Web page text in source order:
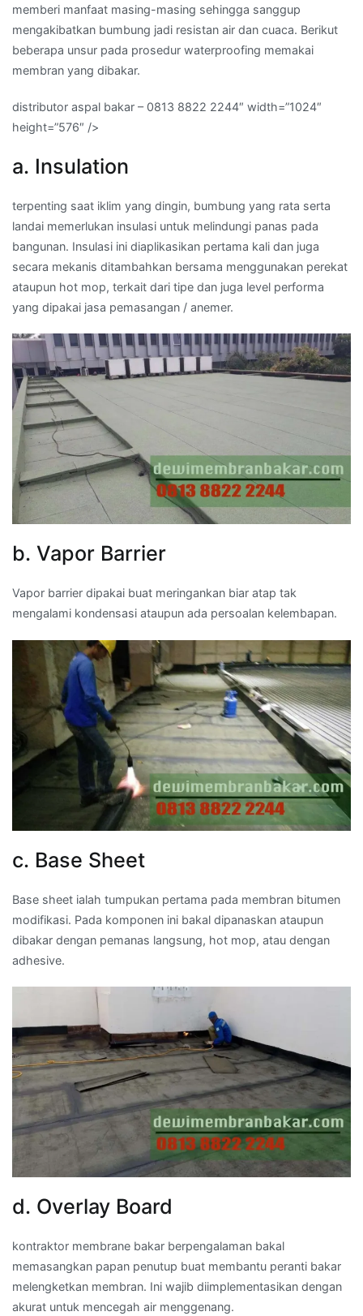
memberi manfaat masing-masing sehingga sanggup
mengakibatkan bumbung jadi resistan air dan cuaca. Berikut
beberapa unsur pada prosedur waterproofing memakai
membran yang dibakar.
distributor aspal bakar – 0813 8822 2244″ width=”1024″
height=”576″ />
a. Insulation
terpenting saat iklim yang dingin, bumbung yang rata serta
landai memerlukan insulasi untuk melindungi panas pada
bangunan. Insulasi ini diaplikasikan pertama kali dan juga
secara mekanis ditambahkan bersama menggunakan perekat
ataupun hot mop, terkait dari tipe dan juga level performa
yang dipakai jasa pemasangan / anemer.
b. Vapor Barrier
Vapor barrier dipakai buat meringankan biar atap tak
mengalami kondensasi ataupun ada persoalan kelembapan.
c. Base Sheet
Base sheet ialah tumpukan pertama pada membran bitumen
modifikasi. Pada komponen ini bakal dipanaskan ataupun
dibakar dengan pemanas langsung, hot mop, atau dengan
adhesive.
d. Overlay Board
kontraktor membrane bakar berpengalaman bakal
memasangkan papan penutup buat membantu peranti bakar
melengketkan membran. Ini wajib diimplementasikan dengan
akurat untuk mencegah air menggenang.